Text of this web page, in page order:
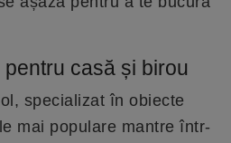
casă și birou
specializat în obiecte
mai populare mantre într-